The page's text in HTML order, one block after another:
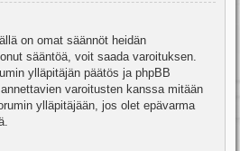
on omat säännöt heidän
sääntöä, voit saada varoituksen.
ylläpitäjän päätös ja phpBB
varoitusten kanssa mitään
ylläpitäjään, jos olet epävarma